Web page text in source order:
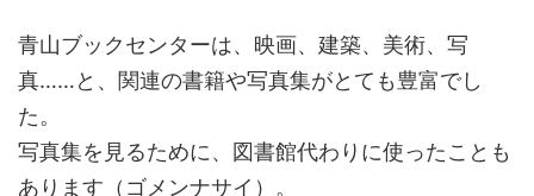
青山ブックセンターは、映画、建築、美術、写
真……と、関連の書籍や写真集がとても豊富でし
た。
写真集を見るために、図書館代わりに使ったことも
あります（ゴメンナサイ）。